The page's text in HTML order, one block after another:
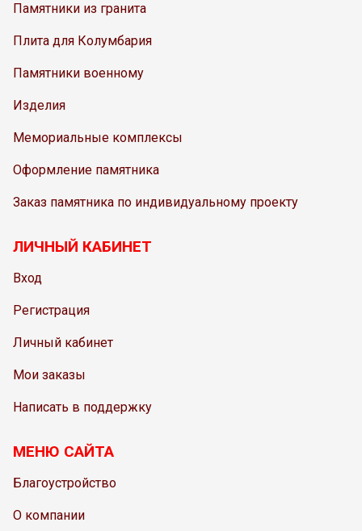
Памятники из гранита
Плита для Колумбария
Памятники военному
Изделия
Мемориальные комплексы
Оформление памятника
Заказ памятника по индивидуальному проекту
ЛИЧНЫЙ КАБИНЕТ
Вход
Регистрация
Личный кабинет
Мои заказы
Написать в поддержку
МЕНЮ САЙТА
Благоустройство
О компании